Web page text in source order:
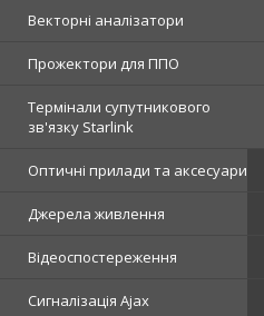
Векторні аналізатори
Прожектори для ППО
Термінали супутникового
зв'язку Starlink
Оптичні прилади та аксесуари
Джерела живлення
Відеоспостереження
Сигналізація Ajax